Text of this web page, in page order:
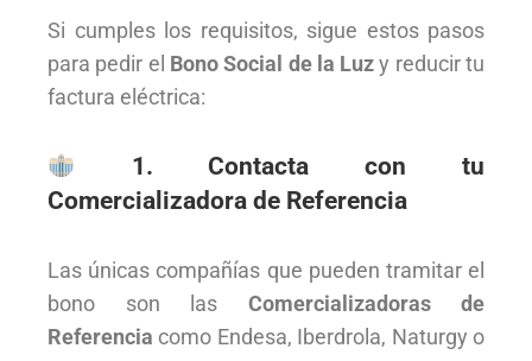
Si cumples los requisitos, sigue estos pasos
para pedir el Bono Social de la Luzy reducir tu
factura eléctrica:
1. Contacta con tu
Comercializadora de Referencia
Las únicas compañías que pueden tramitar el
bono son las Comercializadoras de
Referencia como Endesa, Iberdrola, Naturgy o